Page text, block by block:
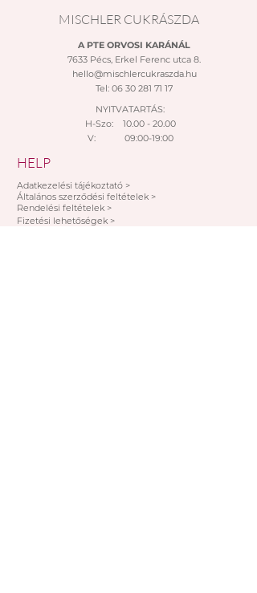
véglegesített a rendelés.
Kiszállítási települések:
Pécs, Kozármisleny, Keszü,
Pellérd
Személyes átvétel:
Vegye át megrendelését
személyesen a Mischler Cakes
Cukrászdánkban Pécsett, a
Bajcsy-Zsilinszky u. 11/1-ben (az
szintjén az INTERSPAR-ral
szemben).
Fizetési módok:
MISCHLER CUKRÁSZDA
A PTE ORVOSI KARÁNÁL
7633 Pécs, Erkel Ferenc utca 8.
hello@mischlercukraszda.hu
Tel: 06 30 281 71 17
NYITVATARTÁS:
H-Szo: 10.00 - 20.00
V: 09:00-19:00
HELP
Adatkezelési tájékoztató >
Általános szerződési feltételek >
Rendelési feltételek >
Fizetési lehetőségek >